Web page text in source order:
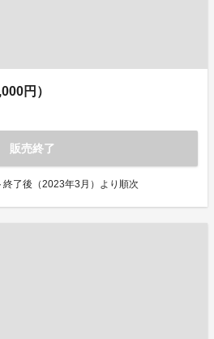
円）
販売終了
了後（2023年3月）より順次